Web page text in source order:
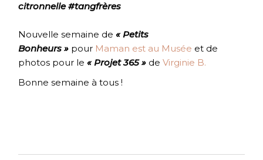
citronnelle #tangfrères
Nouvelle semaine de« Petits
Bonheurs » pour Maman est au Musée et de
photos pour le« Projet 365 » deVirginie B.
Bonne semaine à tous !